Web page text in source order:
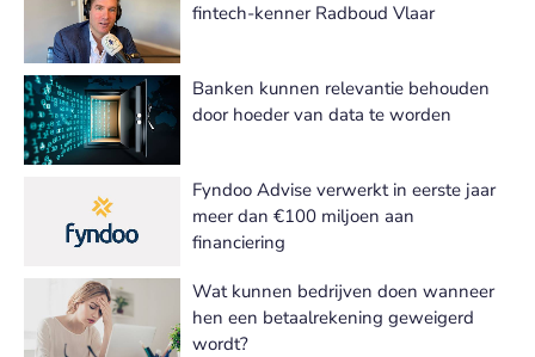
fintech-kenner Radboud Vlaar
Banken kunnen relevantie behouden
door hoeder van data te worden
Fyndoo Advise verwerkt in eerste jaar
meer dan €100 miljoen aan
financiering
Wat kunnen bedrijven doen wanneer
hen een betaalrekening geweigerd
wordt?